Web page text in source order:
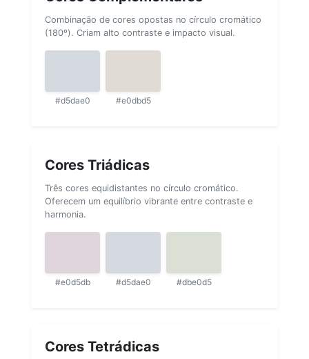
Combinação de cores opostas no círculo cromático
(180º). Criam alto contraste e impacto visual.
#d5dae0 #e0dbd5
Cores Triádicas
Três cores equidistantes no círculo cromático.
Oferecem um equilíbrio vibrante entre contraste e
harmonia.
#e0d5db #d5dae0 #dbe0d5
Cores Tetrádicas